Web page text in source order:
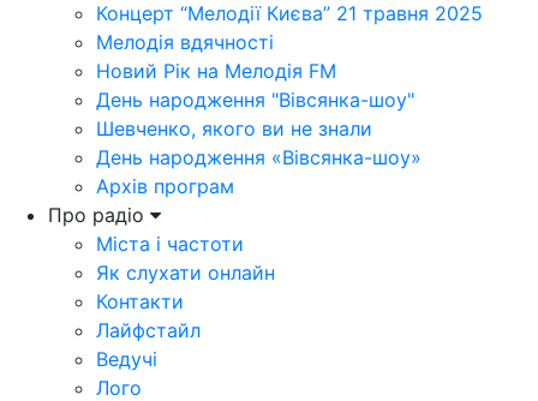
Концерт “Мелодії Києва” 21 травня 2025
Мелодія вдячності
Новий Рік на Мелодія FM
День народження "Вівсянка-шоу"
Шевченко, якого ви не знали
День народження «Вівсянка-шоу»
Архів програм
Про радіо
Міста і частоти
Як слухати онлайн
Контакти
Лайфстайл
Ведучі
Лого